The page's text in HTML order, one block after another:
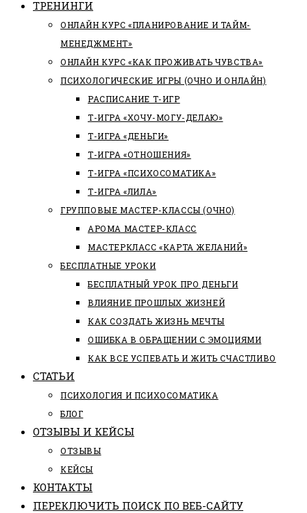
ТРЕНИНГИ
ОНЛАЙН КУРС «ПЛАНИРОВАНИЕ И ТАЙМ-
МЕНЕДЖМЕНТ»
ОНЛАЙН КУРС «КАК ПРОЖИВАТЬ ЧУВСТВА»
ПСИХОЛОГИЧЕСКИЕ ИГРЫ (ОЧНО И ОНЛАЙН)
РАСПИСАНИЕ Т-ИГР
Т-ИГРА «ХОЧУ-МОГУ-ДЕЛАЮ»
Т-ИГРА «ДЕНЬГИ»
Т-ИГРА «ОТНОШЕНИЯ»
Т-ИГРА «ПСИХОСОМАТИКА»
Т-ИГРА «ЛИЛА»
ГРУППОВЫЕ МАСТЕР-КЛАССЫ (ОЧНО)
АРОМА МАСТЕР-КЛАСС
МАСТЕРКЛАСС «КАРТА ЖЕЛАНИЙ»
БЕСПЛАТНЫЕ УРОКИ
БЕСПЛАТНЫЙ УРОК ПРО ДЕНЬГИ
ВЛИЯНИЕ ПРОШЛЫХ ЖИЗНЕЙ
КАК СОЗДАТЬ ЖИЗНЬ МЕЧТЫ
ОШИБКА В ОБРАЩЕНИИ С ЭМОЦИЯМИ
КАК ВСЕ УСПЕВАТЬ И ЖИТЬ СЧАСТЛИВО
СТАТЬИ
ПCИХОЛОГИЯ И ПСИХОСОМАТИКА
БЛОГ
ОТЗЫВЫ И КЕЙСЫ
ОТЗЫВЫ
КЕЙСЫ
КОНТАКТЫ
ПЕРЕКЛЮЧИТЬ ПОИСК ПО ВЕБ-САЙТУ